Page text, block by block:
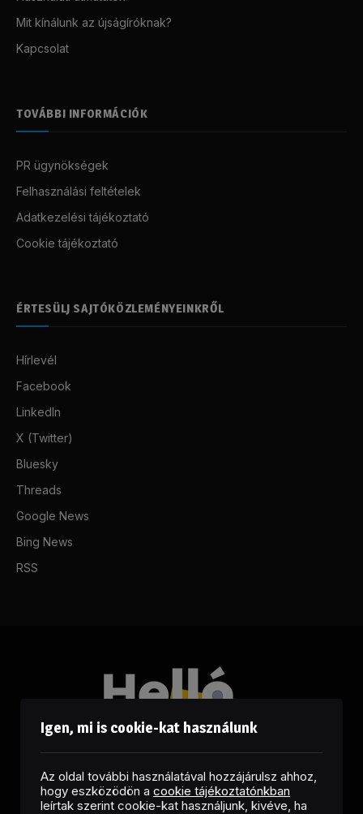
Mit kínálunk az újságíróknak?
Kapcsolat
TOVÁBBI INFORMÁCIÓK
PR ügynökségek
Felhasználási feltételek
Adatkezelési tájékoztató
Cookie tájékoztató
ÉRTESÜLJ SAJTÓKÖZLEMÉNYEINKRŐL
Hírlevél
Facebook
LinkedIn
X (Twitter)
Bluesky
Threads
Google News
Bing News
RSS
Igen, mi is cookie-kat használunk
Az oldal további használatával hozzájárulsz ahhoz,
hogy eszközödön a cookie tájékoztatónkban
leírtak szerint cookie-kat használjunk, kivéve, ha